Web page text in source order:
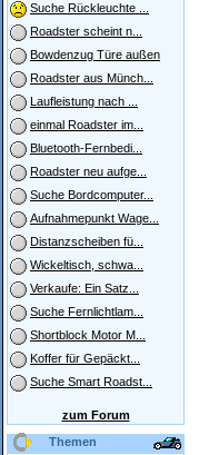
Suche Rückleuchte ...
Roadster scheint n...
Bowdenzug Türe außen
Roadster aus Münch...
Laufleistung nach ...
einmal Roadster im...
Bluetooth-Fernbedi...
Roadster neu aufge...
Suche Bordcomputer...
Aufnahmepunkt Wage...
Distanzscheiben fü...
Wickeltisch, schwa...
Verkaufe: Ein Satz...
Suche Fernlichtlam...
Shortblock Motor M...
Koffer für Gepäckt...
Suche Smart Roadst...
zum Forum
Themen